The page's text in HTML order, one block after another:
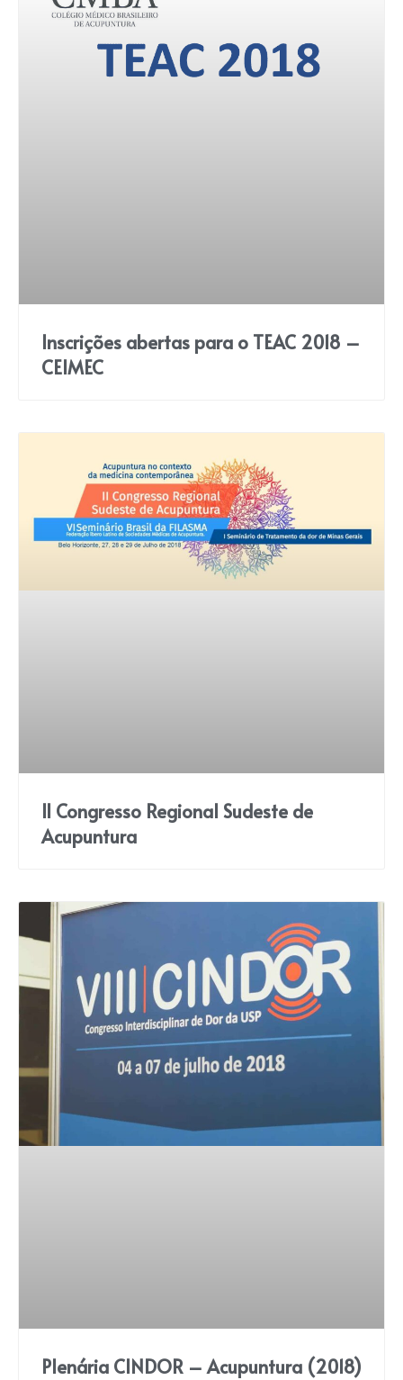
Inscrições abertas para o TEAC 2018 –
CEIMEC
II Congresso Regional Sudeste de
Acupuntura
Plenária CINDOR – Acupuntura (2018)